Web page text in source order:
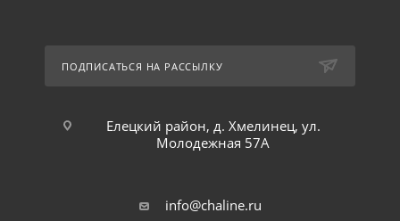
ПОДПИСАТЬСЯ НА РАССЫЛКУ
Елецкий район, д. Хмелинец, ул.
Молодежная 57А
info@chaline.ru